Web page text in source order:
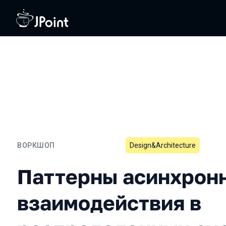
ВОРКШОП
Паттерны
Design&Architecture
Паттерны
взаимодействия в